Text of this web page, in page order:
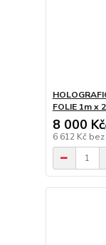
FOLIE 1m x
8 000 Kč/
6 612 Kč bez